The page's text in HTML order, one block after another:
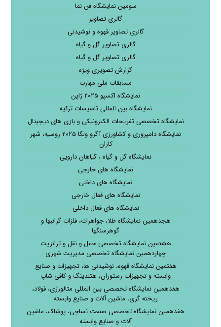
سومین نمایشگاه فن نما
گالری تصاویر
گالری تصاویر قهوه و نوشیدنی
گالری تصاویر گل و گیاه
گالری تصاویر گل و گیاه
گزارش تصویری ویژه
مسابقات ملی مهارت
نمایشگاه اکسپو ۲۰۲۵ ژاپن
نمایشگاه بین المللی تاسیسات ترکیه
نمایشگاه تخصصی تفریحات الکترونیکی و بازی های دیجیتال
نمایشگاه دامپروری و کشاورزی آگرو ولگا ۲۰۲۵ روسیه، شهر
کازان
نمایشگاه گل و گیاه ، گیاهان دارویی
نمایشگاه های خارجی
نمایشگاه های داخلی
نمایشگاه های فعال خارجی
نمایشگاه های فعال داخلی
هجدهمین نمایشگاه طلا، جواهرات، فلزات گرانبها و
گوهرسنگها
هشتمین نمایشگاه تخصصی حمل و نقل و ترانزیت
چهاردهمین نمایشگاه تخصصی مدیریت شهری
هفتمین نمایشگاه قهوه، نوشیدنی ها، تجهیزات و صنایع
وابسته و تجهیزات رستوران، هتلدینگ و کافی شاپ
هفدهمین نمایشگاه تخصصی بین المللی متالورژی، فولاد،
ریخته گری، ماشین آلات و صنایع وابسته
هفدهمین نمایشگاه تخصصی صنعت نساجی، پوشاک، ماشین
آلات و صنایع وابسته